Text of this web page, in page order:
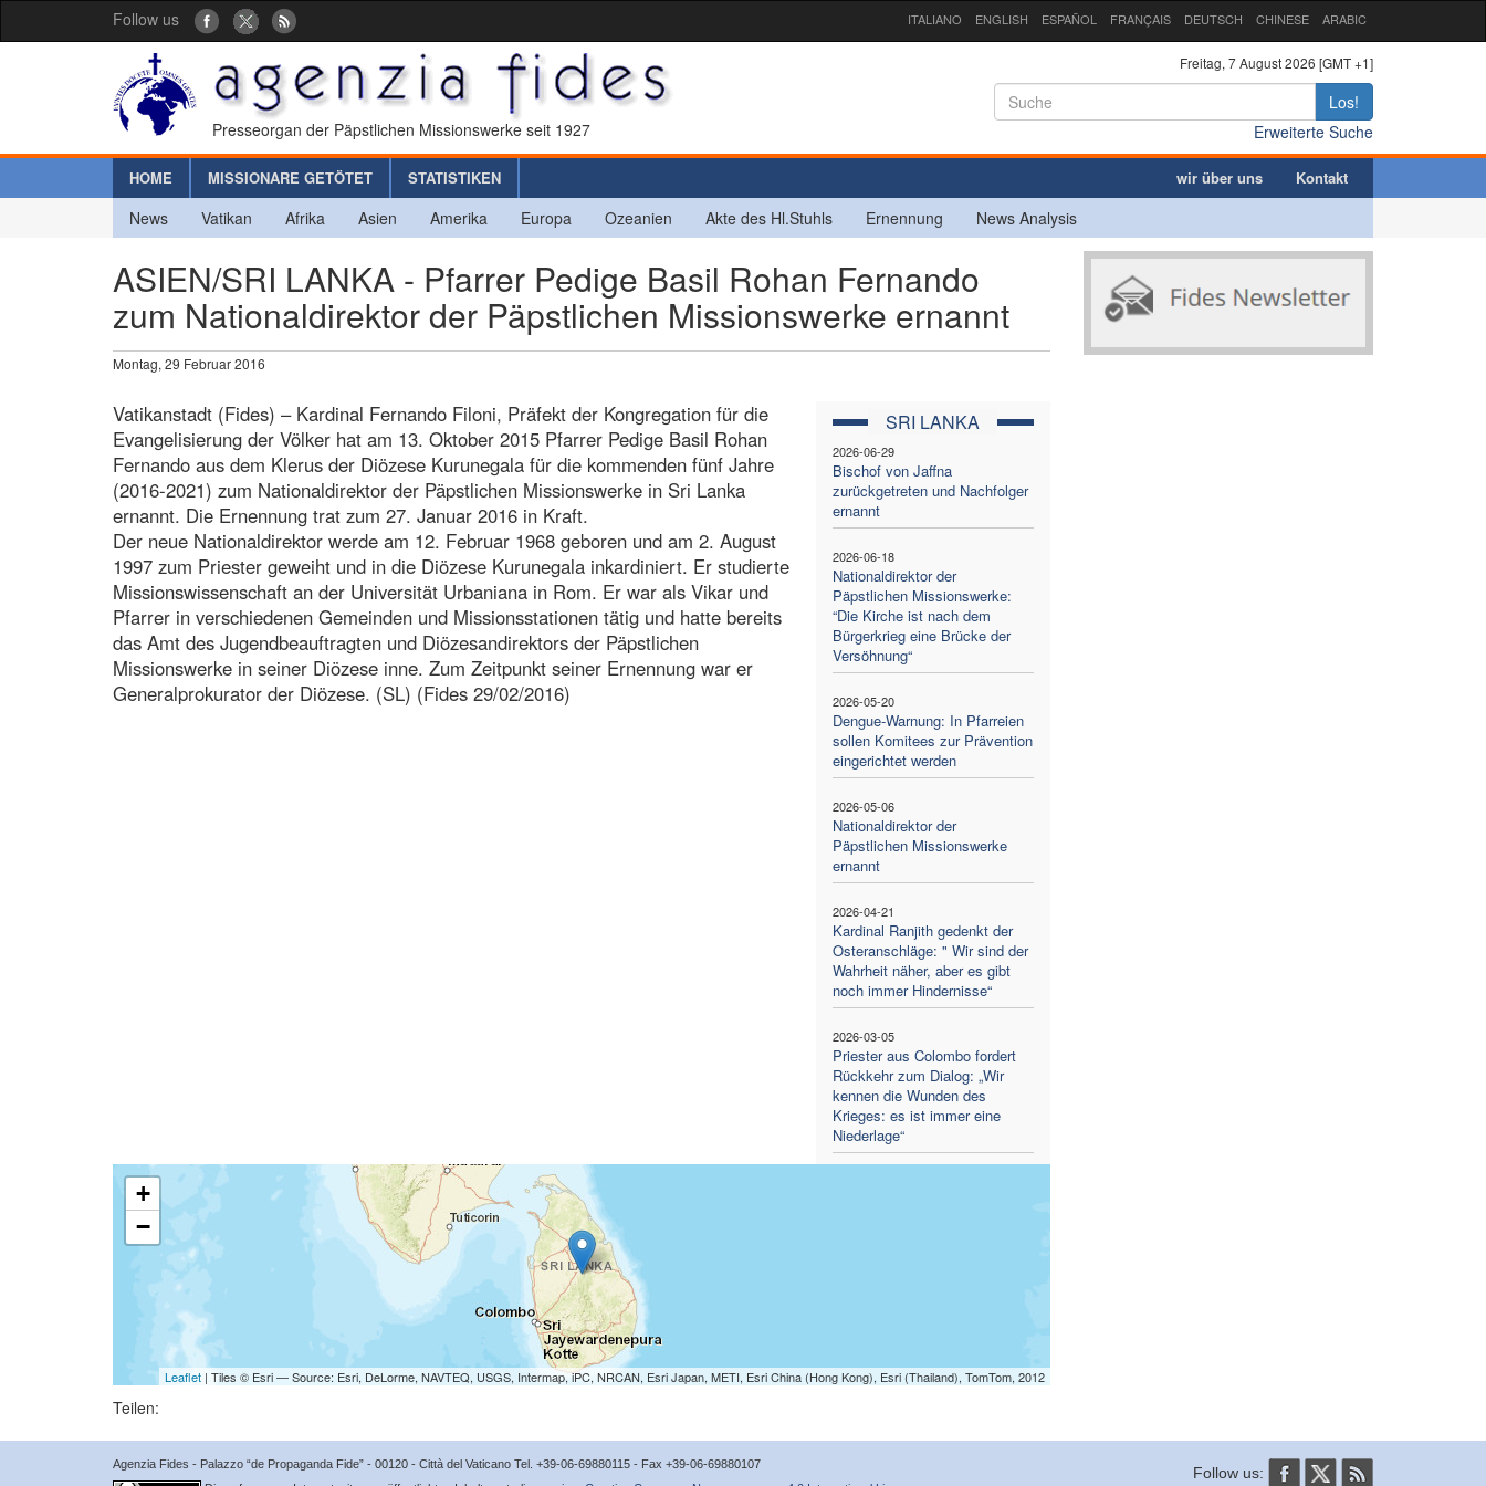
Follow us ITALIANO ENGLISH ESPAÑOL FRANÇAIS DEUTSCH CHINESE ARABIC
Presseorgan der Päpstlichen Missionswerke seit 1927
Freitag, 7 August 2026 [GMT +1]
Los!
Erweiterte Suche
HOME MISSIONARE GETÖTET STATISTIKEN wir über uns Kontakt
News Vatikan Afrika Asien Amerika Europa Ozeanien Akte des Hl.Stuhls Ernennung News Analysis
ASIEN/SRI LANKA - Pfarrer Pedige Basil Rohan Fernando
zum Nationaldirektor der Päpstlichen Missionswerke ernannt
Montag, 29 Februar 2016
SRI LANKA
2026-06-29
Bischof von Jaffna
zurückgetreten und Nachfolger
ernannt
2026-06-18
Nationaldirektor der
Päpstlichen Missionswerke:
“Die Kirche ist nach dem
Bürgerkrieg eine Brücke der
Versöhnung“
2026-05-20
Dengue-Warnung: In Pfarreien
sollen Komitees zur Prävention
eingerichtet werden
2026-05-06
Nationaldirektor der
Päpstlichen Missionswerke
ernannt
2026-04-21
Kardinal Ranjith gedenkt der
Osteranschläge: " Wir sind der
Wahrheit näher, aber es gibt
noch immer Hindernisse“
2026-03-05
Priester aus Colombo fordert
Rückkehr zum Dialog: „Wir
kennen die Wunden des
Krieges: es ist immer eine
Niederlage“
Vatikanstadt (Fides) – Kardinal Fernando Filoni, Präfekt der Kongregation für die
Evangelisierung der Völker hat am 13. Oktober 2015 Pfarrer Pedige Basil Rohan
Fernando aus dem Klerus der Diözese Kurunegala für die kommenden fünf Jahre
(2016-2021) zum Nationaldirektor der Päpstlichen Missionswerke in Sri Lanka
ernannt. Die Ernennung trat zum 27. Januar 2016 in Kraft.
Der neue Nationaldirektor werde am 12. Februar 1968 geboren und am 2. August
1997 zum Priester geweiht und in die Diözese Kurunegala inkardiniert. Er studierte
Missionswissenschaft an der Universität Urbaniana in Rom. Er war als Vikar und
Pfarrer in verschiedenen Gemeinden und Missionsstationen tätig und hatte bereits
das Amt des Jugendbeauftragten und Diözesandirektors der Päpstlichen
Missionswerke in seiner Diözese inne. Zum Zeitpunkt seiner Ernennung war er
Generalprokurator der Diözese. (SL) (Fides 29/02/2016)
+
−
Leaflet| Tiles © Esri — Source: Esri, DeLorme, NAVTEQ, USGS, Intermap, iPC, NRCAN, Esri Japan, METI, Esri China (Hong Kong), Esri (Thailand), TomTom, 2012
Teilen:
Agenzia Fides - Palazzo “de Propaganda Fide” - 00120 - Città del Vaticano Tel. +39-06-69880115 - Fax +39-06-69880107
Follow us: